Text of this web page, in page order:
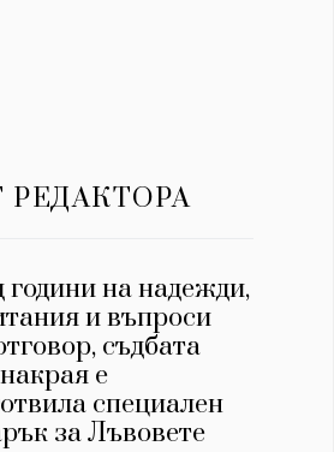
години на надежди,
и въпроси
съдбата
е
специален
за Лъвовете